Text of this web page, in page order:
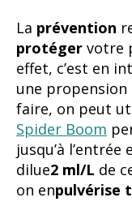
La prévention
protéger votre
effet, c’est en
une propension
faire, on peut
Spider Boom
jusqu’à
dilue2 ml/L de
on enpulvérise